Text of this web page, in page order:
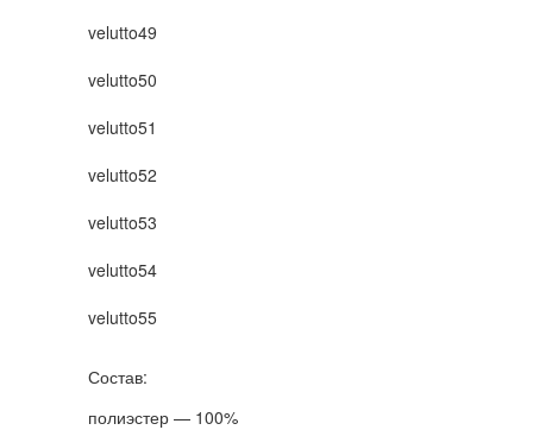
velutto49
velutto50
velutto51
velutto52
velutto53
velutto54
velutto55
Состав:
полиэстер — 100%